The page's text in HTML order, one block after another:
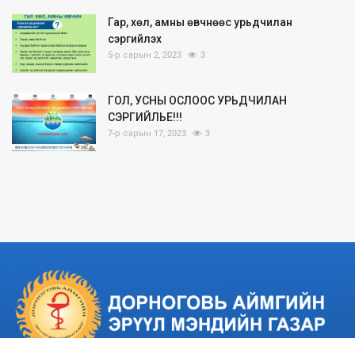
Гар, хөл, амны өвчнөөс урьдчилан
сэргийлэх
5-р сарын 2, 2023 3
ГОЛ, УСНЫ ОСЛООС УРЬДЧИЛАН
СЭРГИЙЛЬЕ!!!
7-р сарын 17, 2023 3